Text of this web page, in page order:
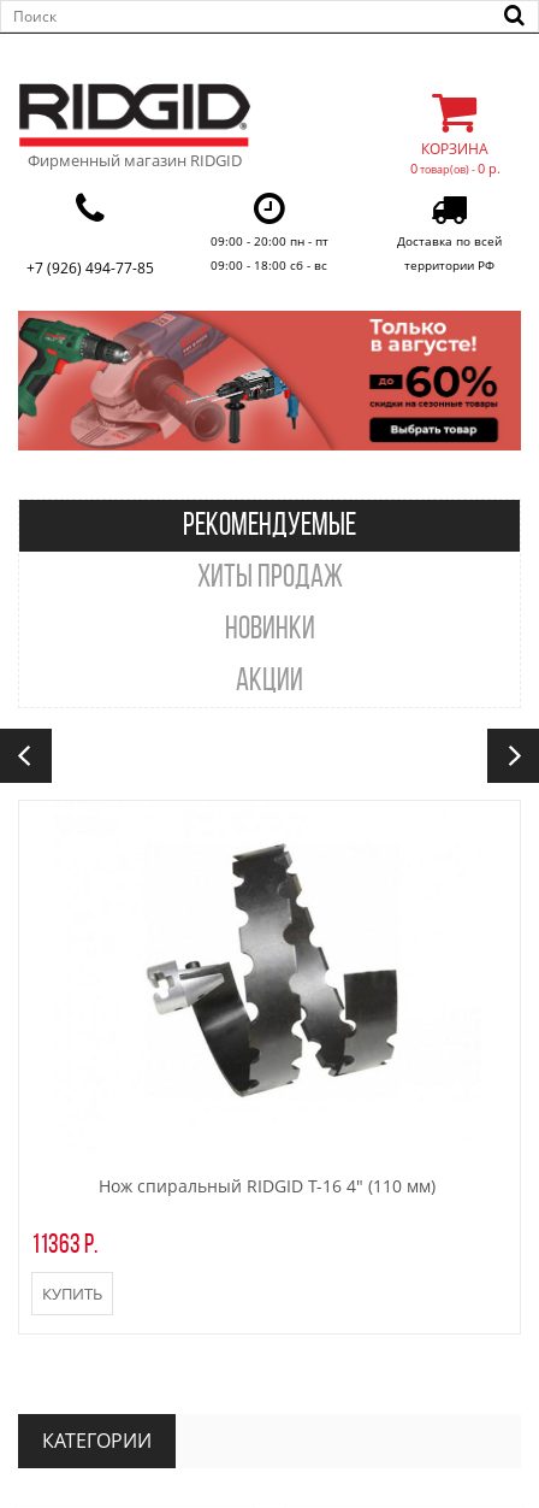
Фирменный магазин RIDGID
+7 (926) 494-77-85
09:00 - 20:00 пн - пт
09:00 - 18:00 сб - вс
Доставка по всей
территории РФ
КОРЗИНА
0товар(ов) -0 р.
РЕКОМЕНДУЕМЫЕ
ХИТЫ ПРОДАЖ
НОВИНКИ
АКЦИИ
Нож спиральный RIDGID T-16 4" (110 мм)
11363 р.
КУПИТЬ
КАТЕГОРИИ